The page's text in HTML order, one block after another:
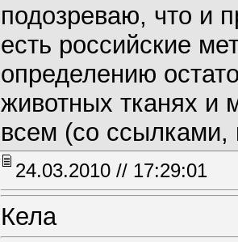
подозреваю, что и
есть российские
определению
животных тканях и
всем (со ссылками,
24.03.2010 // 17:29:01
Кела